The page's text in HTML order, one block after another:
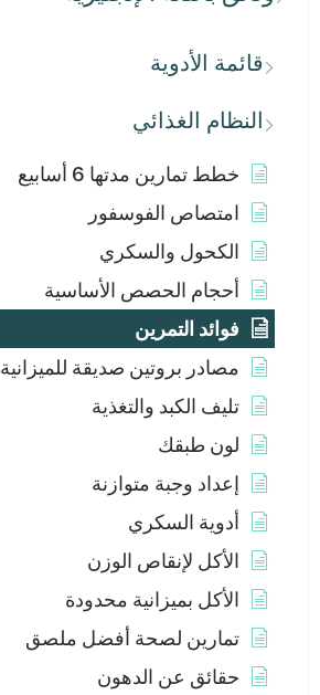
قائمة الأدوية
النظام الغذائي
خطط تمارين مدتها 6 أسابيع
امتصاص الفوسفور
الكحول والسكري
أحجام الحصص الأساسية
فوائد التمرين
مصادر بروتين صديقة للميزانية
تليف الكبد والتغذية
لون طبقك
إعداد وجبة متوازنة
أدوية السكري
الأكل لإنقاص الوزن
الأكل بميزانية محدودة
تمارين لصحة أفضل ملصق
حقائق عن الدهون